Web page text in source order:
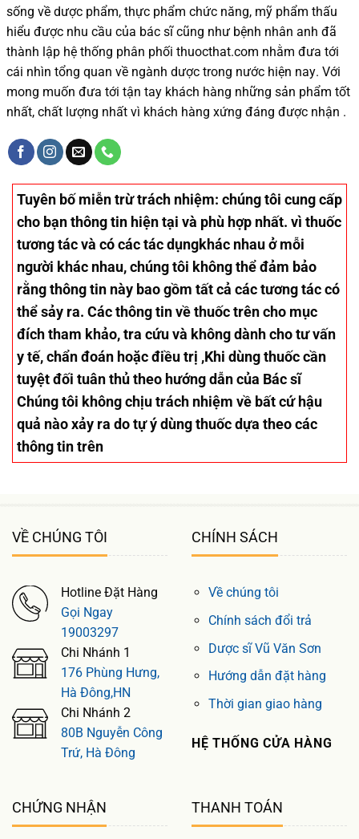
sống về dược phẩm, thực phẩm chức năng, mỹ phẩm thấu
hiểu được nhu cầu của bác sĩcũng như bệnh nhân anh đã
thành lập hệ thống phân phối thuocthat.com nhằm đưa tới
cái nhìn tổng quan về ngành dược trong nước hiện nay. Với
mong muốn đưa tới tận tay khách hàng những sản phẩm tốt
nhất, chất lượng nhất vì khách hàng xứng đáng được nhận .
Tuyên bố miễn trừ trách nhiệm: chúng tôi cung cấp
cho bạn thông tin hiện tại và phù hợp nhất. vì thuốc
tương tác và có các tác dụngkhác nhau ở mỗi
người khác nhau, chúng tôi không thể đảm bảo
rằng thông tin này bao gồm tất cả các tương tác có
thể sảy ra. Các thông tin về thuốc trên cho mục
đích tham khảo, tra cứu và không dành cho tư vấn
y tế, chẩn đoán hoặc điều trị ,Khi dùng thuốc cần
tuyệt đối tuân thủ theo hướng dẫn của Bác sĩ
Chúng tôi không chịu trách nhiệm về bất cứ hậu
quả nào xảy ra do tự ý dùng thuốc dựa theo các
thông tin trên
VỀ CHÚNG TÔI
Hotline Đặt Hàng
Gọi Ngay
19003297
Chi Nhánh 1
176 Phùng Hưng,
Hà Đông,HN
Chi Nhánh 2
80B Nguyễn Công
Trứ, Hà Đông
CHÍNH SÁCH
Về chúng tôi
Chính sách đổi trả
Dược sĩ Vũ Văn Sơn
Hướng dẫn đặt hàng
Thời gian giao hàng
HỆ THỐNG CỬA HÀNG
CHỨNG NHẬN THANH TOÁN